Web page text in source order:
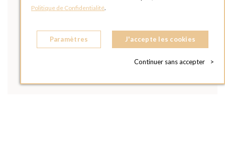
Politique de Confidentialité.
Paramètres J'accepte les cookies
Continuer sans accepter >